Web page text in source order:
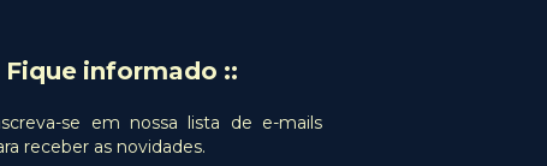
Fique informado ::
se em nossa lista de e-mails
receber as novidades.